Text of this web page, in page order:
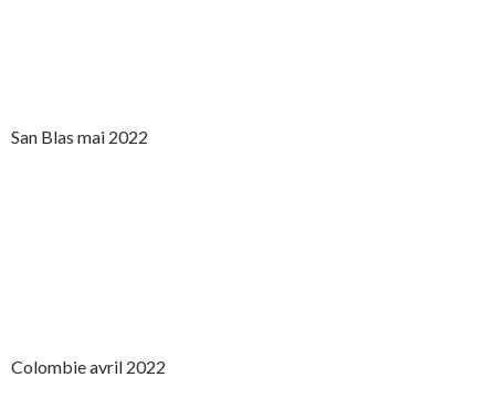
San Blas mai 2022
Colombie avril 2022